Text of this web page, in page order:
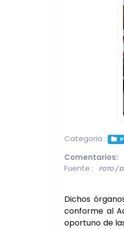
Categoria :
Comentarios:
Fuente : FOTO /
Dichos
conforme al
oportuno de